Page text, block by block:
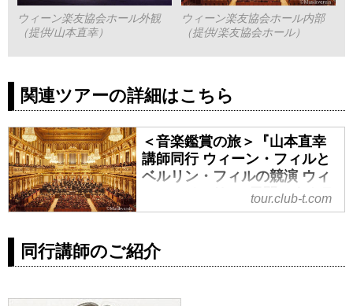
ウィーン楽友協会ホール外観
（提供/山本直幸）
ウィーン楽友協会ホール内部
（提供/楽友協会ホール）
関連ツアーの詳細はこちら
＜音楽鑑賞の旅＞『山本直幸
講師同行 ウィーン・フィルと
ベルリン・フィルの競演 ウィ
ーン・ベルリン6日間』｜クラ
ブツーリズム
同行 ウィーン・フィルとベルリ
tour.club-t.com
同行講師のご紹介